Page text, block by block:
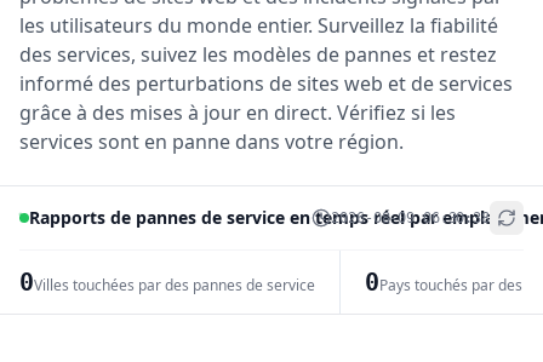
les utilisateurs du monde entier. Surveillez la fiabilité
des services, suivez les modèles de pannes et restez
informé des perturbations de sites web et de services
grâce à des mises à jour en direct. Vérifiez si les
services sont en panne dans votre région.
Rapports de pannes de service en temps réel par
2026-08-09 06:30:38
0Villes touchées par des pannes de service 0Pays touchés par des
+